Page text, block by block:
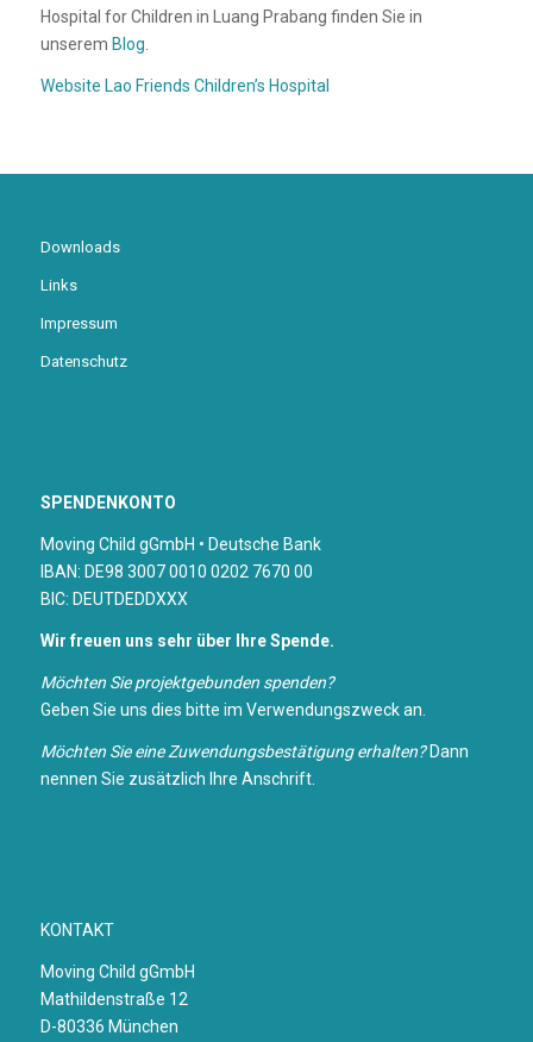
Hospital for Children in Luang Prabang finden Sie in
unserem Blog
Website Lao Friends Children’s Hospital
Downloads
Links
Impressum
Datenschutz
SPENDENKONTO
Moving Child gGmbH • Deutsche Bank
IBAN: DE98 3007 0010 0202 7670 00
BIC: DEUTDEDDXXX
Wir freuen uns sehr über Ihre Spende.
Möchten Sie projektgebunden spenden?
Geben Sie uns dies bitte im Verwendungszweck an.
Möchten Sie eine Zuwendungsbestätigung erhalten?Dann
nennen Sie zusätzlich Ihre Anschrift.
KONTAKT
Moving Child gGmbH
Mathildenstraße 12
D-80336 München